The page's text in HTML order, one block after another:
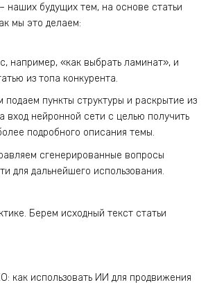
наших будущих тем, на основе статьи
мы это делаем:
например, «как выбрать ламинат», и
из топа конкурента.
пункты структуры и раскрытие из
вход нейронной сети с целью получить
подробного описания темы.
сгенерированные вопросы
для дальнейшего использования.
Берем исходный текст статьи